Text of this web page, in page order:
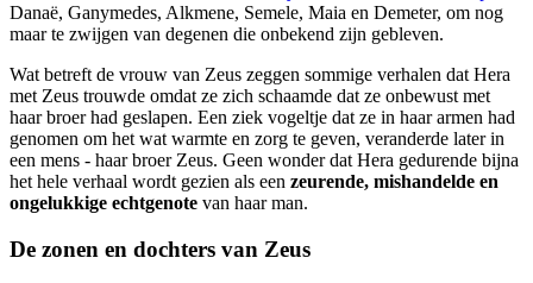
Danaë, Ganymedes, Alkmene, Semele, Maia en Demeter, om nog
maar te zwijgen van degenen die onbekend zijn gebleven.
Wat betreft de vrouw van Zeus zeggen sommige verhalen dat Hera
met Zeus trouwde omdat ze zich schaamde dat ze onbewust met
haar broer had geslapen. Een ziek vogeltje dat ze in haar armen had
genomen om het wat warmte en zorg te geven, veranderde later in
een mens - haar broer Zeus. Geen wonder dat Hera gedurende bijna
het hele verhaal wordt gezien als een zeurende, mishandelde en
ongelukkige echtgenote van haar man.
De zonen en dochters van Zeus